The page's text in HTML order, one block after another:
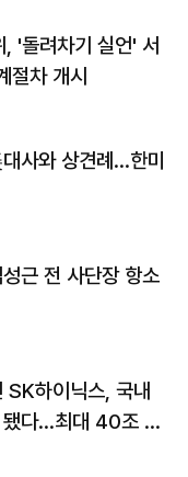
'돌려차기 실언' 서
절차 개시
사와 상견례…한미
근 전 사단장 항소
하이닉스, 국내
됐다…최대 40조 투